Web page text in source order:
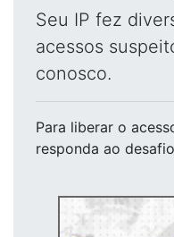
Seu IP fez
acessos
conosco.
Para liberar o
responda ao